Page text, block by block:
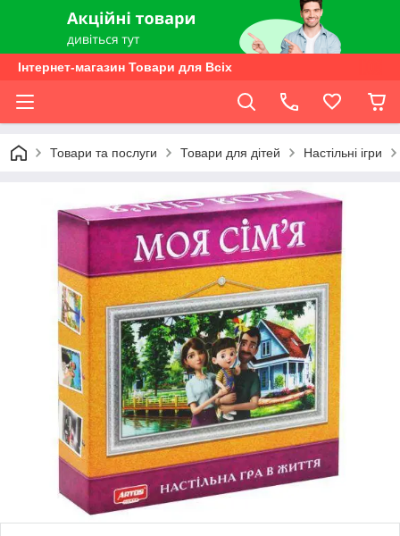
Інтернет-магазин Товари для Всіх
Товари та послуги Товари для дітей Настільні ігри